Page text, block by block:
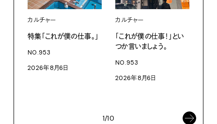
カルチャー
特集「これが僕の仕事。」
NO.953
2026年8月6日
カルチャー
「これが僕の仕事！」とい
つか言いましょう。
NO.953
2026年8月6日
1/10